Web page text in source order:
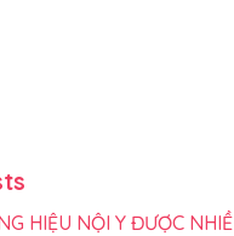
HIỆU NỘI Y ĐƯỢC